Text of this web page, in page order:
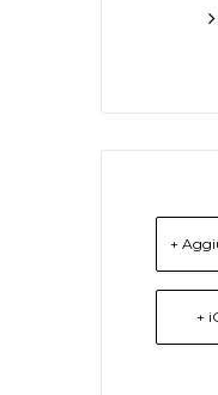
+
+